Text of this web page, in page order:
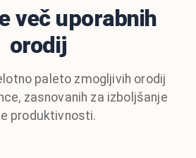
več uporabnih
orodij
paleto zmogljivih orodij
zasnovanih za izboljšanje
produktivnosti.